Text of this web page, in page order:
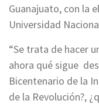
Guanajuato, con la
Universidad
“Se trata de hacer
ahora qué sigue
Bicentenario de la
de la Revolución?,